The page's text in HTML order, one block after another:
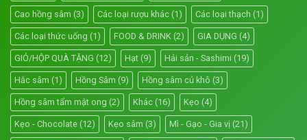
Cao hồng sâm (3) Các loại rượu khác (1) Các loại thạch (1)
Các loại thức uống (1) FOOD & DRINK (2) GIA DỤNG (4)
GIỎ/HỘP QUÀ TẶNG (12) Hạt (9) Hải sản - Sashimi (19)
Hắc sâm (1) Hồng Sâm (9) Hồng sâm củ khô (3)
Hồng sâm tẩm mật ong (2) Khác (16) Kẹo (4)
Kẹo - Chocolate (12) Kẹo sâm (3) Mì - Gạo - Gia vị (21)